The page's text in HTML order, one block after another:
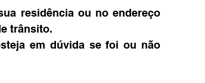
residência ou no endereço
trânsito.
em dúvida se foi ou não